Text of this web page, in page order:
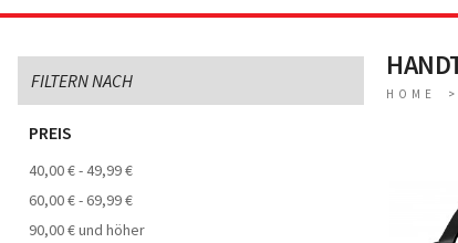
HOME
FILTERN NACH
PREIS
40,00 €-49,99 €
60,00 €-69,99 €
90,00 €und höher